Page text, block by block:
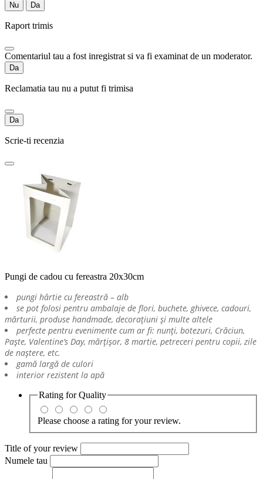
Nu Da
Raport trimis
Comentariul tau a fost inregistrat si va fi examinat de un moderator.
Da
Reclamatia tau nu a putut fi trimisa
Da
Scrie-ti recenzia
Pungi de cadou cu fereastra 20x30cm
pungi hârtie cu fereastră – alb
se pot folosi pentru ambalaje de flori, buchete, ghivece, cadouri,
mărturii, produse handmade, decorațiuni și multe altele
perfecte pentru evenimente cum ar fi: nunți, botezuri, Crăciun,
Paște, Valentine’s Day, mărțișor, 8 martie, petreceri pentru copii, zile
de naștere, etc.
gamă largă de culori
interior rezistent la apă
Rating forQuality
Please choose a rating for your review.
Title of your review
Numele tau